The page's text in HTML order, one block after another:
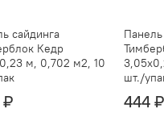
сайдинга
Кедр
м, 0,702 м2, 10
шт./
444 ₽